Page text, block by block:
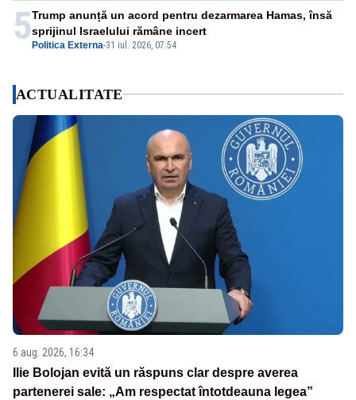
5Politica Externa-31 iul. 2026, 07:54
Trump anunță un acord pentru dezarmarea Hamas, însă
sprijinul Israelului rămâne incert
ACTUALITATE
6 aug. 2026, 16:34
Ilie Bolojan evită un răspuns clar despre averea
partenerei sale: „Am respectat întotdeauna legea”